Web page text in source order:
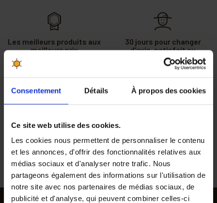
Consentement Détails À propos des cookies
Ce site web utilise des cookies.
Les cookies nous permettent de personnaliser le contenu
et les annonces, d'offrir des fonctionnalités relatives aux
médias sociaux et d'analyser notre trafic. Nous
partageons également des informations sur l'utilisation de
notre site avec nos partenaires de médias sociaux, de
publicité et d'analyse, qui peuvent combiner celles-ci
Les meilleurs produits aux
meilleurs prix
30 jours pour changer
d'avis, satisfait ou
remboursé
conseillent au 04 90 06 39
Gagnez des points de
Commande passée avant
midi expédiée le jour même
Livraison rapide à domicile